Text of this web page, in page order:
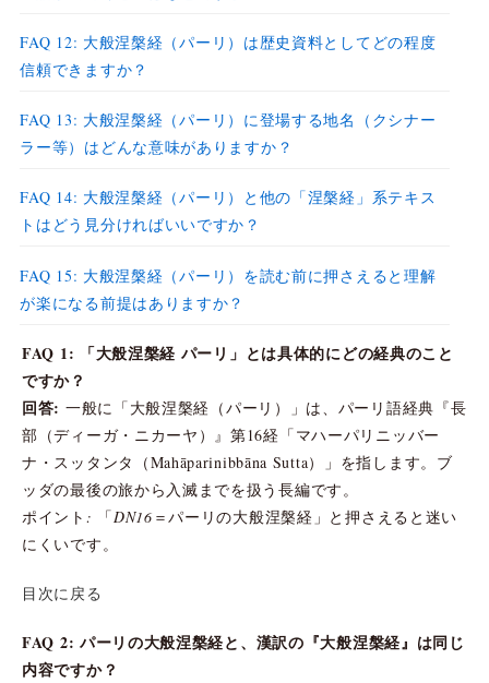
FAQ 12: 大般涅槃経（パーリ）は歴史資料としてどの程度
信頼できますか？
FAQ 13: 大般涅槃経（パーリ）に登場する地名（クシナー
ラー等）はどんな意味がありますか？
FAQ 14: 大般涅槃経（パーリ）と他の「涅槃経」系テキス
トはどう見分ければいいですか？
FAQ 15: 大般涅槃経（パーリ）を読む前に押さえると理解
が楽になる前提はありますか？
FAQ 1: 「大般涅槃経 パーリ」とは具体的にどの経典のこと
ですか？
回答: 一般に「大般涅槃経（パーリ）」は、パーリ語経典『長
部（ディーガ・ニカーヤ）』第16経「マハーパリニッバー
ナ・スッタンタ（Mahāparinibbāna Sutta）」を指します。ブ
ッダの最後の旅から入滅までを扱う長編です。
ポイント: 「DN16＝パーリの大般涅槃経」と押さえると迷い
にくいです。
目次に戻る
FAQ 2: パーリの大般涅槃経と、漢訳の『大般涅槃経』は同じ
内容ですか？